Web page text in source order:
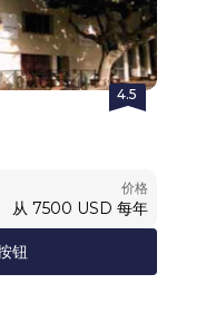
4.5
价格
从 7500 USD 每年
钮